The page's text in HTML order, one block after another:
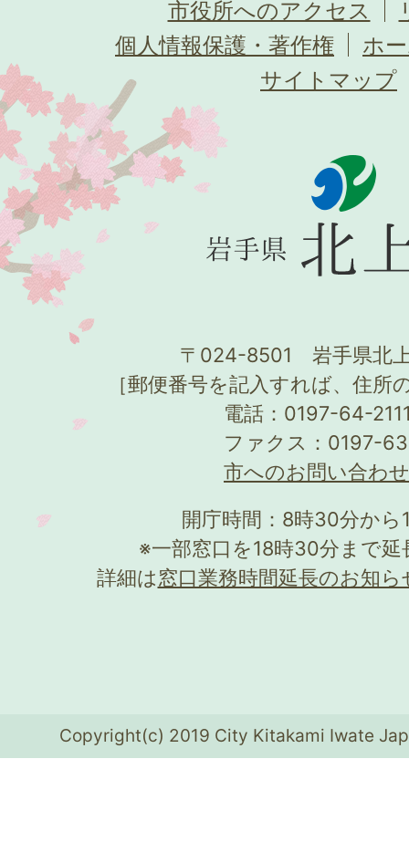
市役所へのアクセス
個人情報保護・著作権
ホ
サイトマップ
〒024-8501 岩手県北
［郵便番号を記入すれば、住所
電話：0197-64-
ファクス：0197-
市へのお問い合わ
開庁時間：8時30分か
※一部窓口を18時30分まで
詳細は窓口業務時間延長のお知ら
Copyright(c) 2019 City Kitakami Iwate